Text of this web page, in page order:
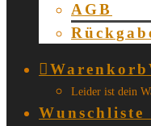
AGB
Warenkorb
Leider ist dein
Wunschliste